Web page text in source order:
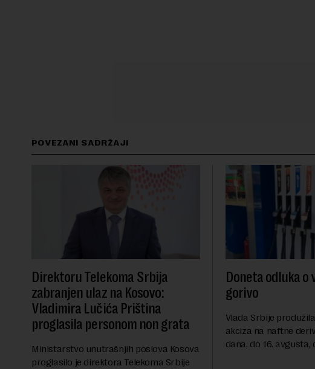
POVEZANI SADRŽAJI
Direktoru Telekoma Srbija
zabranjen ulaz na Kosovo:
Vladimira Lučića Priština
proglasila personom non grata
Ministarstvo unutrašnjih poslova Kosova
proglasilo je direktora Telekoma Srbije
Doneta odluka o
gorivo
Vlada Srbije
akciza na naftne
dana, do 16.